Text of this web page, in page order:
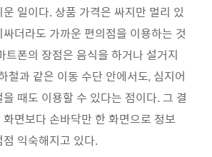
일이다. 상품 가격은 싸지만 멀리 있
더라도 가까운 편의점을 이용하는 것
트폰의 장점은 음식을 하거나 설거지
철과 같은 이동 수단 안에서도, 심지어
때도 이용할 수 있다는 점이다. 그 결
면보다 손바닥만 한 화면으로 정보
익숙해지고 있다.